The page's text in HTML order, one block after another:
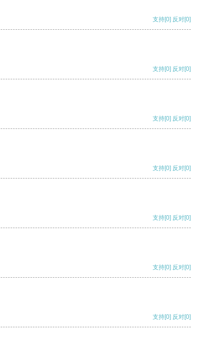
支持[0] 反对[0]
支持[0] 反对[0]
支持[0] 反对[0]
支持[0] 反对[0]
支持[0] 反对[0]
支持[0] 反对[0]
支持[0] 反对[0]